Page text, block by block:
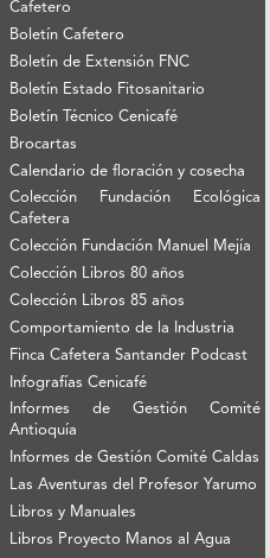
Cafetero
Boletín Cafetero
Boletín de Extensión FNC
Boletín Estado Fitosanitario
Boletín Técnico Cenicafé
Brocartas
Calendario de floración y cosecha
Colección Fundación Ecológica
Cafetera
Colección Fundación Manuel Mejía
Colección Libros 80 años
Colección Libros 85 años
Comportamiento de la Industria
Finca Cafetera Santander Podcast
Infografías Cenicafé
Informes de Gestión Comité
Antioquía
Informes de Gestión Comité Caldas
Las Aventuras del Profesor Yarumo
Libros y Manuales
Libros Proyecto Manos al Agua